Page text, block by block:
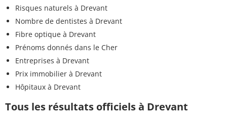
Risques naturels à Drevant
Nombre de dentistes à Drevant
Fibre optique à Drevant
Prénoms donnés dans le Cher
Entreprises à Drevant
Prix immobilier à Drevant
Hôpitaux à Drevant
Tous les résultats officiels à Drevant